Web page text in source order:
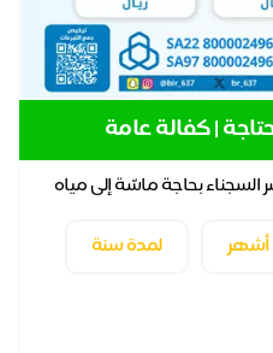
بحاجة ماسّة إلى مياه
لمدة سنة